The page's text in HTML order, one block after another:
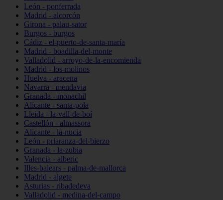
León - ponferrada
Madrid - alcorcón
Girona - palau-sator
Burgos - burgos
Cádiz - el-puerto-de-santa-maría
Madrid - boadilla-del-monte
Valladolid - arroyo-de-la-encomienda
Madrid - los-molinos
Huelva - aracena
Navarra - mendavia
Granada - monachil
Alicante - santa-pola
Lleida - la-vall-de-boí
Castellón - almassora
Alicante - la-nucia
León - priaranza-del-bierzo
Granada - la-zubia
Valencia - alberic
Illes-balears - palma-de-mallorca
Madrid - algete
Asturias - ribadedeva
Valladolid - medina-del-campo